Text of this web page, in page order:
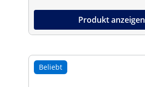
Produkt anzeigen
Beliebt